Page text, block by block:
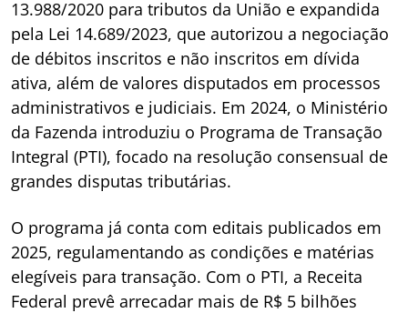
13.988/2020 para tributos da União e expandida
pela Lei 14.689/2023, que autorizou a negociação
de débitos inscritos e não inscritos em dívida
ativa, além de valores disputados em processos
administrativos e judiciais. Em 2024, o Ministério
da Fazenda introduziu o Programa de Transação
Integral (PTI), focado na resolução consensual de
grandes disputas tributárias.
O programa já conta com editais publicados em
2025, regulamentando as condições e matérias
elegíveis para transação. Com o PTI, a Receita
Federal prevê arrecadar mais de R$ 5 bilhões